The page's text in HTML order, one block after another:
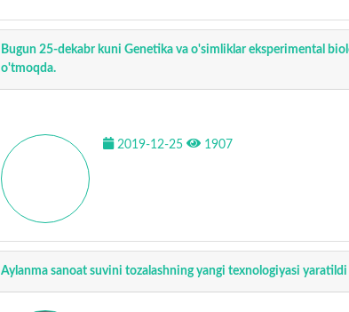
Bugun 25-dekabr kuni Genetika va o'simliklar eksperimental
o'tmoqda.
2019-12-25 1907
Aylanma sanoat suvini tozalashning yangi texnologiyasi yaratildi